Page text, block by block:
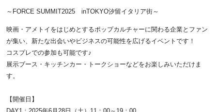
～FORCE SUMMIT2025 inTOKYO汐留イタリア街～
映画・アメトイをはじめとするポップカルチャーに関わる企業とファン
が集い、新たな出会いやビジネスの可能性を広げるイベントです！
コスプレでの参加も可能です♪
展示ブース・キッチンカー・トークショーなどをお楽しみいただけま
す。
【開催日】